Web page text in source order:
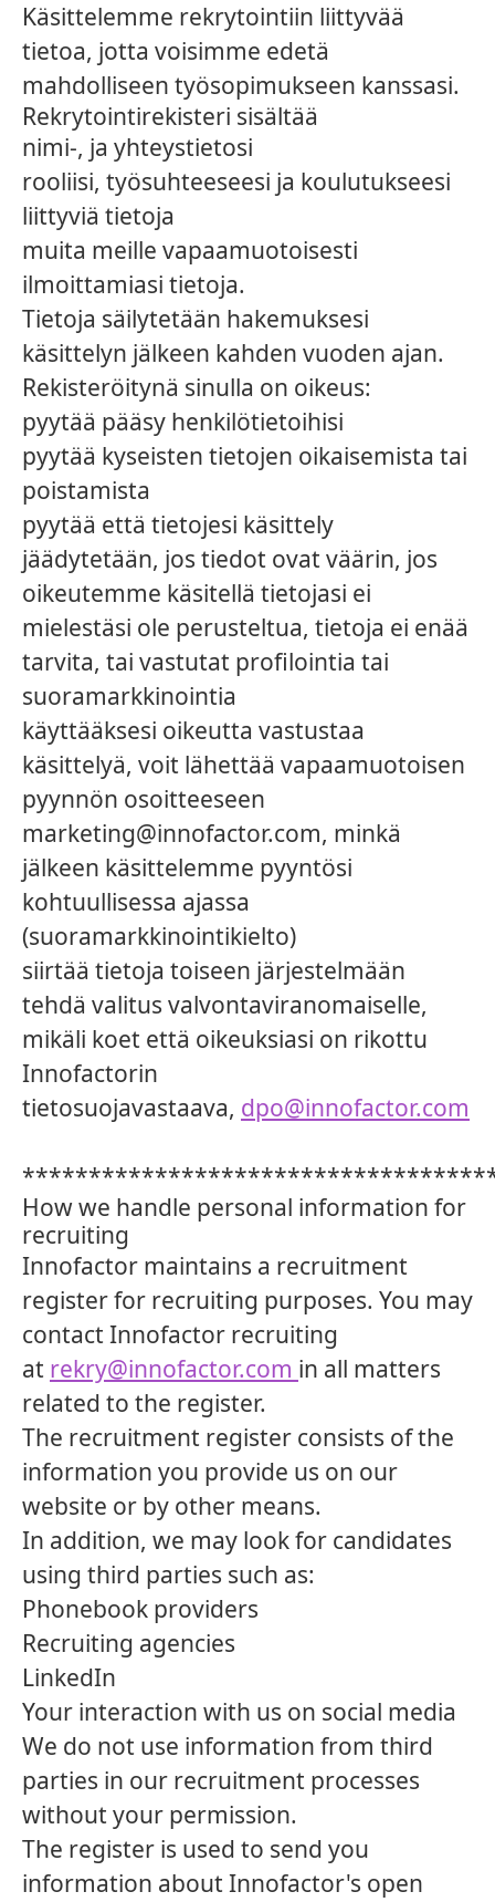
Käsittelemme rekrytointiin liittyvää
tietoa, jotta voisimme edetä
mahdolliseen työsopimukseen kanssasi.
Rekrytointirekisteri sisältää
nimi-, ja yhteystietosi
rooliisi, työsuhteeseesi ja koulutukseesi
liittyviä tietoja
muita meille vapaamuotoisesti
ilmoittamiasi tietoja.
Tietoja säilytetään hakemuksesi
käsittelyn jälkeen kahden vuoden ajan.
Rekisteröitynä sinulla on oikeus:
pyytää pääsy henkilötietoihisi
pyytää kyseisten tietojen oikaisemista tai
poistamista
pyytää että tietojesi käsittely
jäädytetään, jos tiedot ovat väärin, jos
oikeutemme käsitellä tietojasi ei
mielestäsi ole perusteltua, tietoja ei enää
tarvita, tai vastutat profilointia tai
suoramarkkinointia
käyttääksesi oikeutta vastustaa
käsittelyä, voit lähettää vapaamuotoisen
pyynnön osoitteeseen
marketing@innofactor.com, minkä
jälkeen käsittelemme pyyntösi
kohtuullisessa ajassa
(suoramarkkinointikielto)
siirtää tietoja toiseen järjestelmään
tehdä valitus valvontaviranomaiselle,
mikäli koet että oikeuksiasi on rikottu
Innofactorin
tietosuojavastaava, dpo@innofactor.com
How we handle personal information for
recruiting
Innofactor maintains a recruitment
register for recruiting purposes. You may
contact Innofactor recruiting
at rekry@innofactor.com in all matters
related to the register.
The recruitment register consists of the
information you provide us on our
website or by other means.
In addition, we may look for candidates
using third parties such as:
Phonebook providers
Recruiting agencies
LinkedIn
Your interaction with us on social media
We do not use information from third
parties in our recruitment processes
without your permission.
The register is used to send you
information about Innofactor's open